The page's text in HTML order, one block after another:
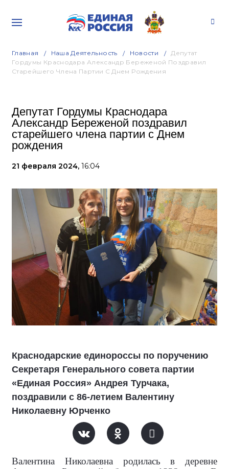
Главная Наша Деятельность Новости
Депутат
Гордумы Краснодара Александр Береженой Поздравил
Старейшего Члена Партии С Днем Рождения
Депутат Гордумы Краснодара
Александр Береженой поздравил
старейшего члена партии с Днем
рождения
21 февраля 2024, 16:04
Краснодарские единороссы по поручению
Секретаря Генерального совета партии
«Единая Россия» Андрея Турчака,
поздравили с 86-летием Валентину
Николаевну Юрченко
Валентина Николаевна родилась в деревне